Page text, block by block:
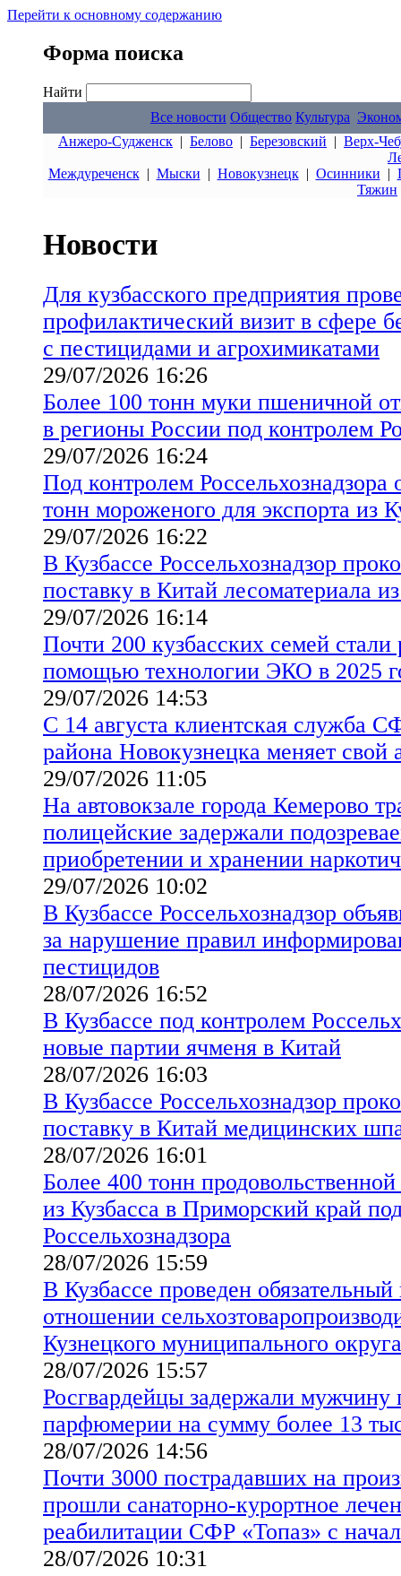
Перейти к основному содержанию
Форма поиска
Найти
Все новости Общество Культура
Анжеро-Судженск | Белово | Березовский | Верх-
Междуреченск| Мыски | Новокузнецк| Осинники |
Тяжин
Новости
Для кузбасского предприятия
профилактический визит в сфере
с пестицидами и агрохимикатами
29/07/2026 16:26
Более 100 тонн муки пшеничной
в регионы России под контролем
29/07/2026 16:24
Под контролем Россельхознадзора
тонн мороженого для экспорта из
29/07/2026 16:22
В Кузбассе Россельхознадзор
поставку в Китай лесоматериала
29/07/2026 16:14
Почти 200 кузбасских семей стали
помощью технологии ЭКО в 2025
29/07/2026 14:53
С 14 августа клиентская служба
района Новокузнецка меняет свой
29/07/2026 11:05
На автовокзале города Кемерово
полицейские задержали
приобретении и хранении
29/07/2026 10:02
В Кузбассе Россельхознадзор
за нарушение правил
пестицидов
28/07/2026 16:52
В Кузбассе под контролем
новые партии ячменя в Китай
28/07/2026 16:03
В Кузбассе Россельхознадзор
поставку в Китай медицинских
28/07/2026 16:01
Более 400 тонн
из Кузбасса в Приморский край
Россельхознадзора
28/07/2026 15:59
В Кузбассе проведен
отношении
Кузнецкого муниципального округа
28/07/2026 15:57
Росгвардейцы задержали мужчину
парфюмерии на сумму более 13
28/07/2026 14:56
Почти 3000 пострадавших на
прошли санаторно-курортное
реабилитации СФР «Топаз» с
28/07/2026 10:31